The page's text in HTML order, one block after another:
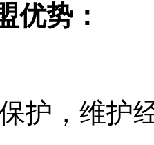
优势：
护，维护